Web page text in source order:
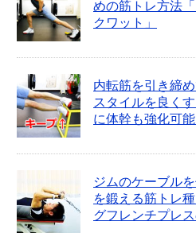
めの筋トレ方法
クワット」
内転筋を引き締
スタイルを良く
に体幹も強化可能
ジムのケーブル
を鍛える筋トレ
グフレンチプレ